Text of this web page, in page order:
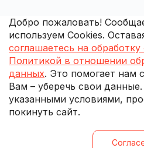
Добро пожаловать!
используем Cookies.
соглашаетесь на
Политикой в отношении
данных. Это помогает нам
Вам – уберечь свои
указанными условиями,
покинуть сайт.